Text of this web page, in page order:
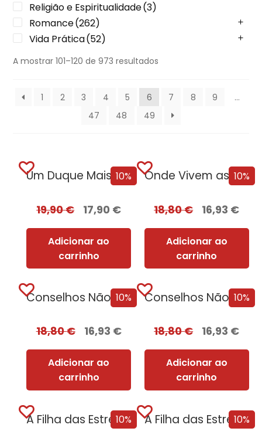
Religião e Espiritualidade(3)
Romance(262)
Vida Prática(52)
A mostrar 101–120 de 973 resultados
1 2 3 4 5 6 7 8 9
…
47
48 49
10%
Um Duque Mais que Perfeito
19,90€ 17,90 €
Adicionar ao
carrinho
10%
Onde Vivem as Estrelas
18,80€ 16,93 €
Adicionar ao
carrinho
10%
Conselhos Não Solicitados de Vera Wong para...
18,80€ 16,93 €
Adicionar ao
carrinho
10%
Conselhos Não Solicitados de Vera Wong para...
18,80€ 16,93 €
Adicionar ao
carrinho
10%
A Filha das Estrelas [Nova Edição] com... 10%
A Filha das Estrelas [Nova Edição]